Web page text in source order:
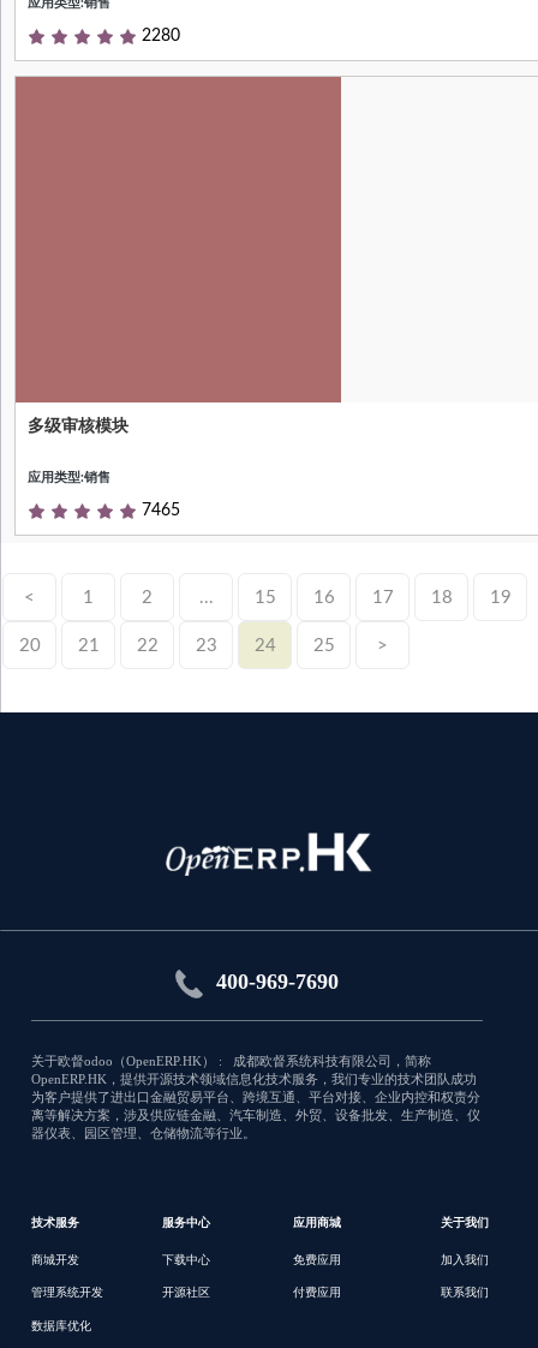
应用类型:销售
2280
This a plugin module is supported by
多级审核模块
应用类型:销售
7465
9650
< 1 2 ... 15 16 17 18 19
20 21 22 23 24 25 >
400-969-7690
关于欧督odoo（OpenERP.HK） : 成都欧督系统科技有限公司，简称
OpenERP.HK，提供开源技术领域信息化技术服务，我们专业的技术团队成功
为客户提供了进出口金融贸易平台、跨境互通、平台对接、企业内控和权责分
离等解决方案，涉及供应链金融、汽车制造、外贸、设备批发、生产制造、仪
器仪表、园区管理、仓储物流等行业。
技术服务
商城开发
管理系统开发
数据库优化
服务中心
下载中心
开源社区
应用商城
免费应用
付费应用
关于我们
加入我们
联系我们